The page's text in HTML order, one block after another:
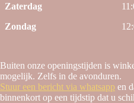
Zaterdag
Zondag
Buiten onze openingstijden is
mogelijk. Zelfs in de avonduren.
Stuur een bericht via whatsapp en
binnenkort op een tijdstip dat u